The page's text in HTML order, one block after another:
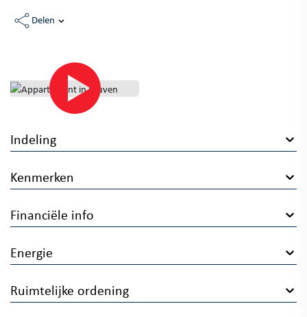
Delen
Indeling
Kenmerken
Financiële info
Energie
Ruimtelijke ordening